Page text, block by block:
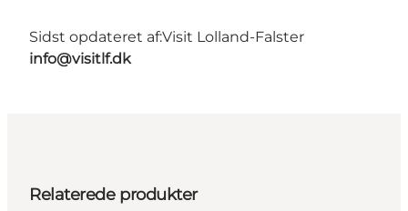
Sidst opdateret af:Visit Lolland-Falster
info@visitlf.dk
Relaterede produkter